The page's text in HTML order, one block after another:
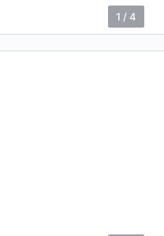
1 /4